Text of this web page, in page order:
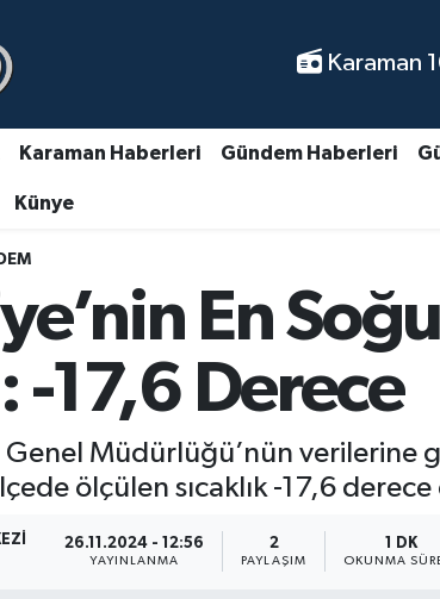
Karaman
Karaman Haberleri Gündem Haberleri
Künye
En
-17,6 Derece
Müdürlüğü’nün verilerine
ölçülen sıcaklık -17,6
26.11.2024 - 12:56
YAYINLANMA
2
PAYLAŞIM
1 DK
OKUNMA